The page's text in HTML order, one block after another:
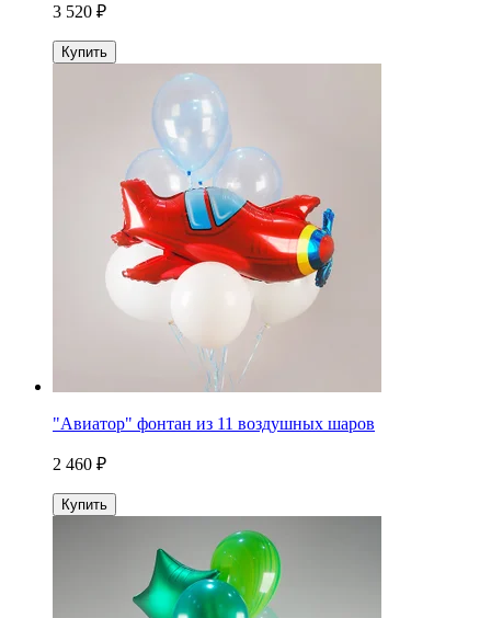
3 520 ₽
Купить
"Авиатор" фонтан из 11 воздушных шаров
2 460 ₽
Купить